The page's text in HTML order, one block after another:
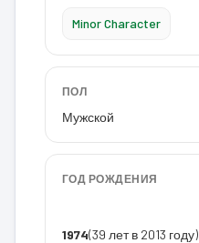
Minor Character
ПОЛ
Мужской
ГОД РОЖДЕНИЯ
1974(39 лет в 2013 году)